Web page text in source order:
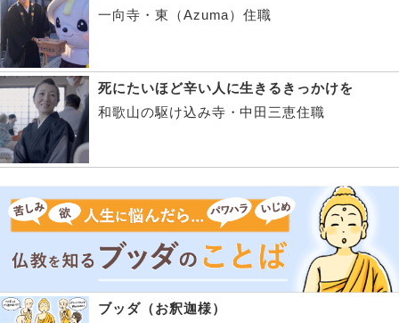
一向寺・東（Azuma）住職
死にたいほど辛い人に生きるきっかけを
和歌山の駆け込み寺・中田三恵住職
ブッダ（お釈迦様）